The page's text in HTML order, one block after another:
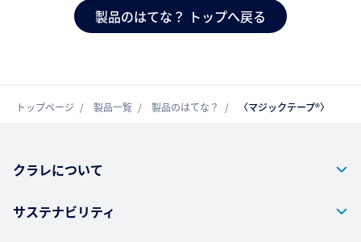
製品のはてな？ トップへ戻る
トップページ 製品一覧 製品のはてな？ 〈マジックテープ®〉
クラレについて
サステナビリティ